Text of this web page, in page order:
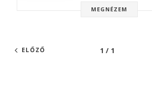
MEGNÉZEM
ELŐZŐ 1 / 1